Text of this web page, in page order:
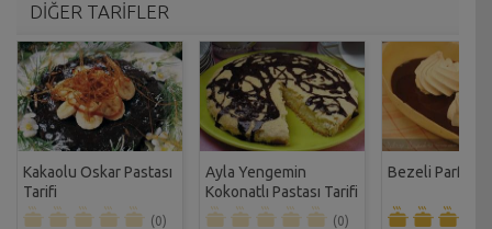
DİĞER TARİFLER
Kakaolu Oskar Pastası
Tarifi
(0)
Ayla Yengemin
Kokonatlı Pastası Tarifi
(0)
Bezeli Parfe